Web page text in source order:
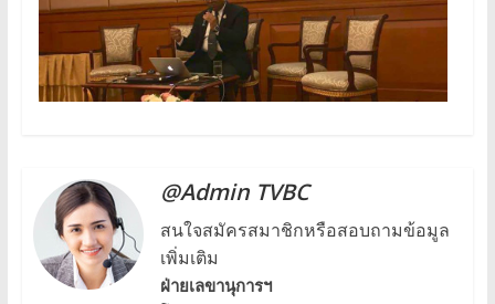
@Admin TVBC
สนใจสมัครสมาชิกหรือสอบถามข้อมูล
เพิ่มเติม
ฝ่ายเลขานุการฯ